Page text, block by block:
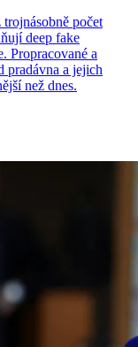
počet
deep fake
Propracované a
pradávna a jejich
než dnes.